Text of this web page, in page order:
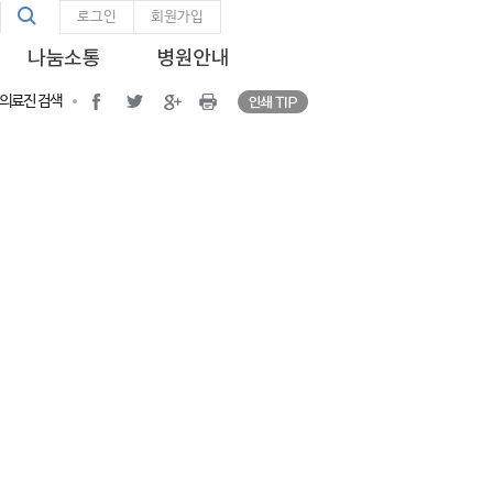
통합검색로그인 회원가입
프린트
facebook
twitter google plus
의료진 검색
facebooktwittergoogle plus